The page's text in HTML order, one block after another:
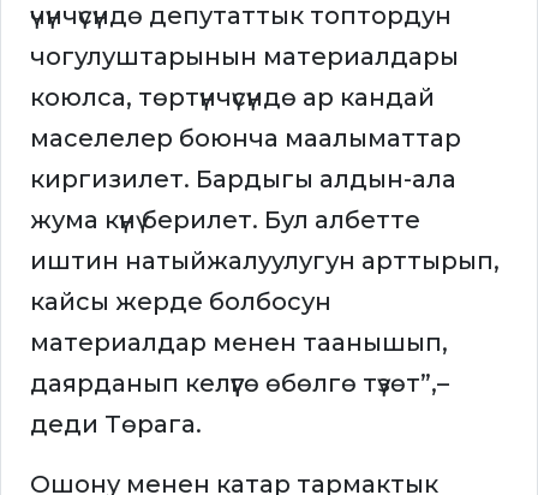
үчүнчүсүндө депутаттык топтордун
чогулуштарынын материалдары
коюлса, төртүнчүсүндө ар кандай
маселелер боюнча маалыматтар
киргизилет. Бардыгы алдын-ала
жума күнү берилет. Бул албетте
иштин натыйжалуулугун арттырып,
кайсы жерде болбосун
материалдар менен таанышып,
даярданып келүүгө өбөлгө түзөт”,–
деди Төрага.
Ошону менен катар тармактык